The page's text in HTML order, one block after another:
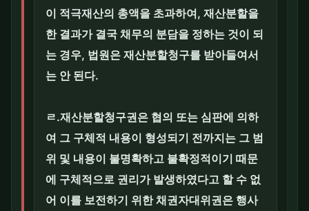
이 적극재산의 총액을 초과하여, 재산분할을
한 결과가 결국 채무의 분담을 정하는 것이 되
는 경우, 법원은 재산분할청구를 받아들여서
는 안 된다.
ㄹ.재산분할청구권은 협의 또는 심판에 의하
여 그 구체적 내용이 형성되기 전까지는 그 범
위 및 내용이 불명확하고 불확정적이기 때문
에 구체적으로 권리가 발생하였다고 할 수 없
어 이를 보전하기 위한 채권자대위권은 행사